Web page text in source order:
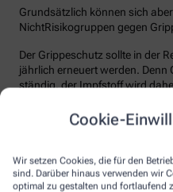
Cookie-
Wir setzen Cookies, die für den
sind. Darüber hinaus verwenden wir
optimal zu gestalten und fortlaufend
Grundsätzlich können sich
NichtRisikogruppen gegen
Der Grippeschutz sollte in der
jährlich erneuert werden. Denn
ständig, der Impfstoff wird
der Körper einen
aufgebaut hat. Auch eine
Wie sicher ist der